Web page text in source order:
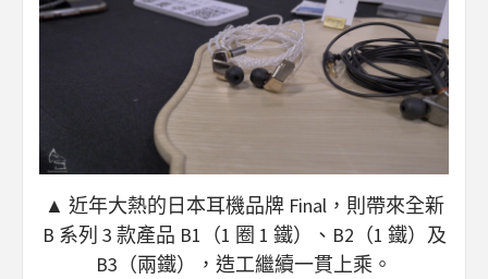
▲ 近年大熱的日本耳機品牌 Final，則帶來全新
B 系列 3 款產品 B1（1 圈 1 鐵）、B2（1 鐵）及
B3（兩鐵），造工繼續一貫上乘。